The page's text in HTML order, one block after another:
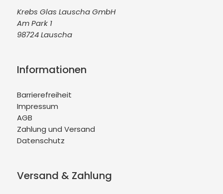
Krebs Glas Lauscha GmbH
Am Park 1
98724 Lauscha
Informationen
Barrierefreiheit
Impressum
AGB
Zahlung und Versand
Datenschutz
Versand & Zahlung